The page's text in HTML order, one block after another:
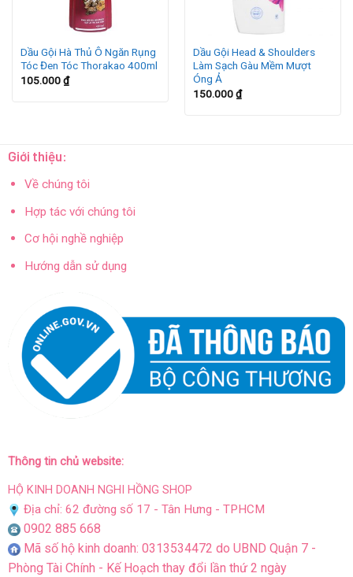
Dầu Gội Hà Thủ Ô Ngăn Rụng
Tóc Đen Tóc Thorakao 400ml
105.000₫
Dầu Gội Head & Shoulders
Làm Sạch Gàu Mềm Mượt
Óng Ả
150.000₫
Giới thiệu:
Về chúng tôi
Hợp tác với chúng tôi
Cơ hội nghề nghiệp
Hướng dẫn sử dụng
Thông tin chủ website:
HỘ KINH DOANH NGHI HỒNG SHOP
Địa chỉ: 62 đường số 17 - Tân Hưng - TPHCM
0902 885 668
Mã số hộ kinh doanh: 0313534472 do UBND Quận 7 -
Phòng Tài Chính - Kế Hoạch thay đổi lần thứ 2 ngày